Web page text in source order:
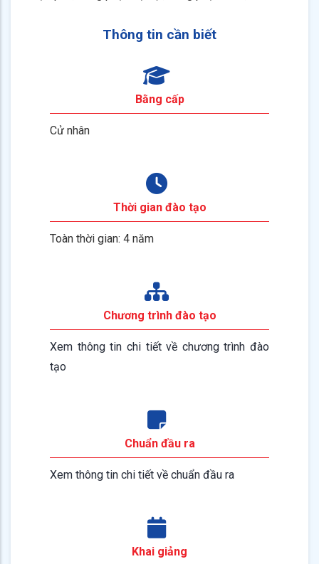
Thông tin cần biết
Bằng cấp
Cử nhân
Thời gian đào tạo
Toàn thời gian: 4 năm
Chương trình đào tạo
Xem thông tin chi tiết về chương trình đào
tạo
Chuẩn đầu ra
Xem thông tin chi tiết về chuẩn đầu ra
Khai giảng